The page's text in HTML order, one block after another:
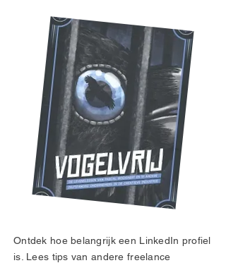
Ontdek hoe belangrijk een LinkedIn profiel
is. Lees tips van andere freelance